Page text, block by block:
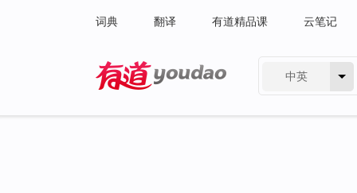
词典 翻译 有道精品课 云笔记
中英